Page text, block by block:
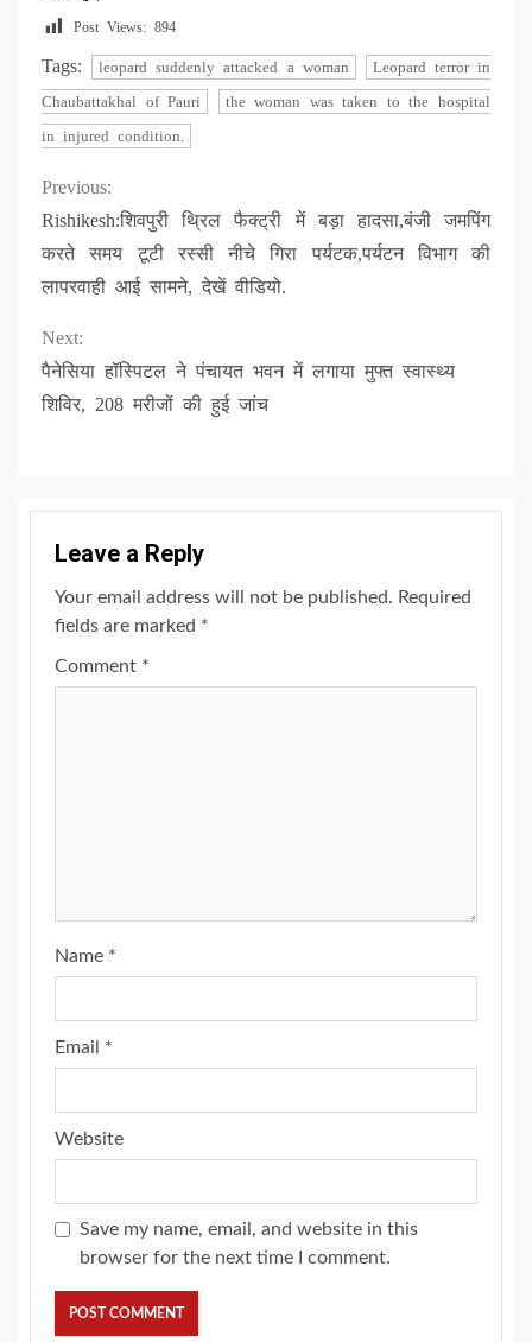
Post Views: 894
Tags: leopard suddenly attacked a woman
Leopard terror in
Chaubattakhal of Pauri
the woman was taken to the hospital
in injured condition.
Continue
Reading
Previous:
Rishikesh:शिवपुरी थ्रिल फैक्ट्री में बड़ा हादसा,बंजी जमपिंग
करते समय टूटी रस्सी नीचे गिरा पर्यटक,पर्यटन विभाग की
लापरवाही आई सामने, देखें वीडियो.
Next:
पैनेसिया हॉस्पिटल ने पंचायत भवन में लगाया मुफ्त स्वास्थ्य
शिविर, 208 मरीजों की हुई जांच
Leave a Reply
Your email address will not be published. Required
fields are marked *
Comment *
Name *
Email *
Website
Save my name, email, and website in this
browser for the next time I comment.